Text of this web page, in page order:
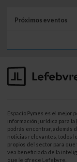
Próximos eventos
Espacio Pymes es el mejor
información jurídica para la
podrás encontrar, además
noticias relevantes, todos
propios del sector para que
vea beneficiada de la
que le ofrece Lefebvre.